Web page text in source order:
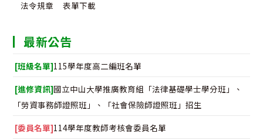
法令規章 表單下載
最新公告
[班級名單]115學年度高二編班名單
[進修資訊]國立中山大學推廣教育組「法律基礎學士學分班」、
「勞資事務師證照班」、「社會保險師證照班」招生
[委員名單]114學年度教師考核會委員名單